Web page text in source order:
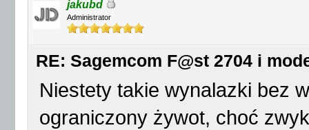
jakubd
Administrator
RE: Sagemcom F@st 2704 i
Niestety takie wynalazki bez
ograniczony żywot, choć